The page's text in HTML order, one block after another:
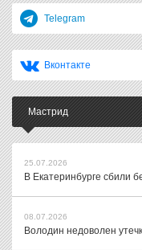
Telegram
Вконтакте
Мастрид
25.07.2026
В Екатеринбурге сбили
08.07.2026
Володин недоволен